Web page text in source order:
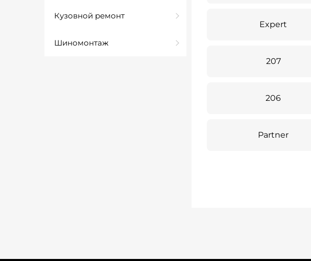
Кузовной ремонт
Шиномонтаж
Expert
207
206
Partner